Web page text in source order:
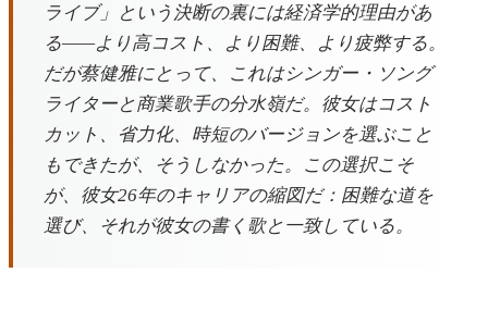
ライブ」という決断の裏には経済学的理由があ
る——より高コスト、より困難、より疲弊する。
だが蔡健雅にとって、これはシンガー・ソング
ライターと商業歌手の分水嶺だ。彼女はコスト
カット、省力化、時短のバージョンを選ぶこと
もできたが、そうしなかった。この選択こそ
が、彼女26年のキャリアの縮図だ：困難な道を
選び、それが彼女の書く歌と一致している。